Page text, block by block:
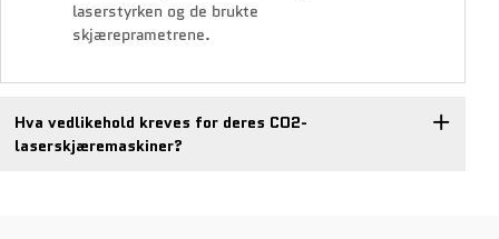
laserstyrken og de brukte
skjæreprametrene.
Hva vedlikehold kreves for deres CO2-
laserskjæremaskiner?